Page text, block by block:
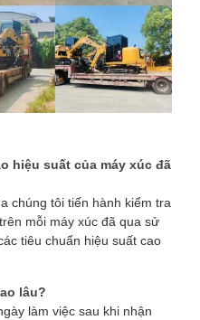
hiệu suất của máy xúc đã
chúng tôi tiến hành kiểm tra
mỗi máy xúc đã qua sử
tiêu chuẩn hiệu suất cao
lâu?
làm việc sau khi nhận